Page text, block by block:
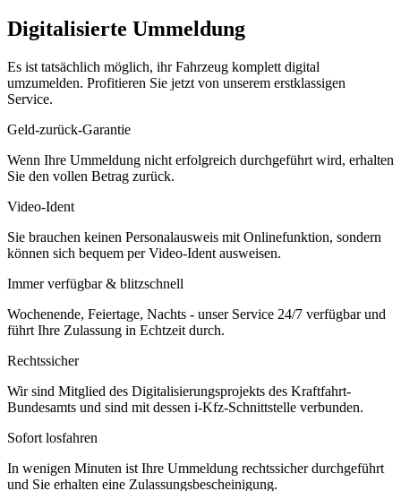
Digitalisierte Ummeldung
Es ist tatsächlich möglich, ihr Fahrzeug komplett digital
umzumelden. Profitieren Sie jetzt von unserem erstklassigen
Service.
Geld-zurück-Garantie
Wenn Ihre Ummeldung nicht erfolgreich durchgeführt wird, erhalten
Sie den vollen Betrag zurück.
Video-Ident
Sie brauchen keinen Personalausweis mit Onlinefunktion, sondern
können sich bequem per Video-Ident ausweisen.
Immer verfügbar & blitzschnell
Wochenende, Feiertage, Nachts - unser Service 24/7 verfügbar und
führt Ihre Zulassung in Echtzeit durch.
Rechtssicher
Wir sind Mitglied des Digitalisierungsprojekts des Kraftfahrt-
Bundesamts und sind mit dessen i-Kfz-Schnittstelle verbunden.
Sofort losfahren
In wenigen Minuten ist Ihre Ummeldung rechtssicher durchgeführt
und Sie erhalten eine Zulassungsbescheinigung.